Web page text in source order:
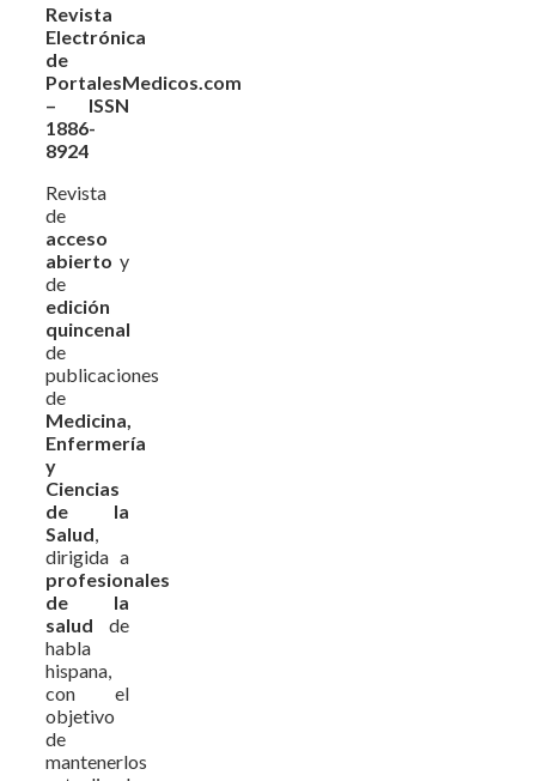
Revista
Electrónica
de
PortalesMedicos.com
– ISSN
1886-
8924
Revista
de
acceso
abierto y
de
edición
quincenal
de
publicaciones
de
Medicina,
Enfermería
y
Ciencias
de la
Salud
dirigida a
profesionales
de la
salud de
habla
hispana,
con el
objetivo
de
mantenerlos